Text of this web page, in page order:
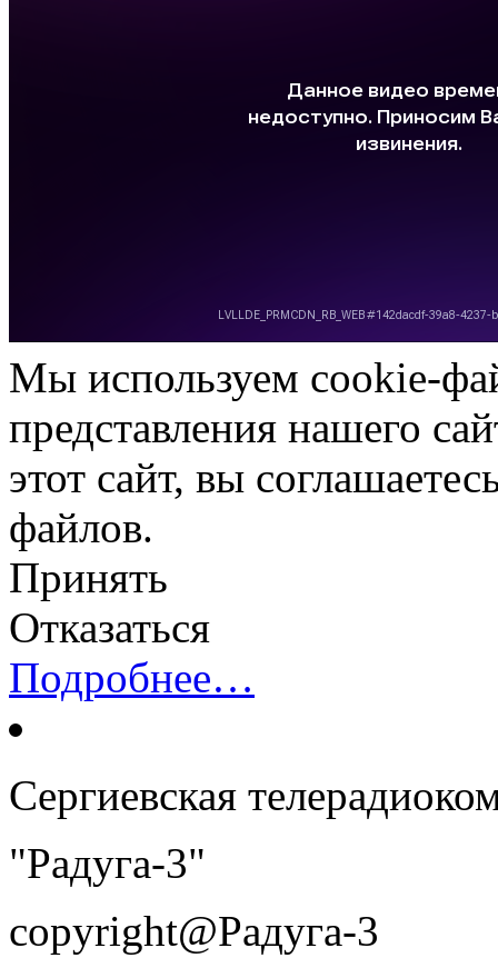
Мы используем cookie-
представления нашего
этот сайт, вы
файлов.
Принять
Отказаться
Подробнее…
Сергиевская
"Радуга-3"
copyright@Радуга-3